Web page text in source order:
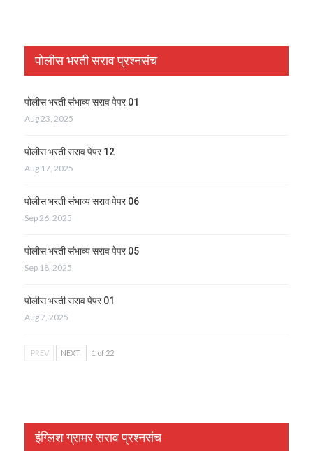
पोलीस भरती सराव प्रश्नसंच
पोलीस भरती संभाव्य सराव पेपर 01
Aug 23, 2025
पोलीस भरती सराव पेपर 12
Aug 17, 2025
पोलीस भरती संभाव्य सराव पेपर 06
Sep 26, 2025
पोलीस भरती संभाव्य सराव पेपर 05
Sep 18, 2025
पोलीस भरती सराव पेपर 01
Aug 7, 2025
PREV NEXT 1 of 22
इंग्लिश ग्रामर सराव प्रश्नसंच